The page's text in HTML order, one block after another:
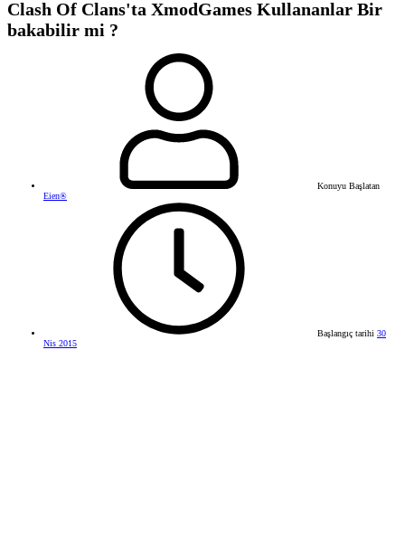
Clash Of Clans'ta XmodGames Kullananlar Bir
bakabilir mi ?
Konuyu Başlatan
Eien®
Başlangıç tarihi 30
Nis 2015